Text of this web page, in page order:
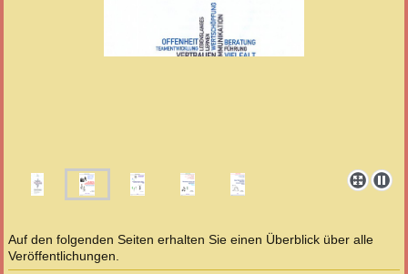
Auf den folgenden Seiten erhalten Sie einen Überblick über alle
Veröffentlichungen.